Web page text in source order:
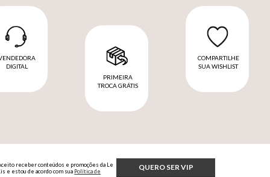
DIGITAL
PRIMEIRA
TROCA GRÁTIS
COMPARTILHE
SUA WISHLIST
QUERO SER VIP
receber conteúdos e promoções da Le
e estou de acordo com sua Política de